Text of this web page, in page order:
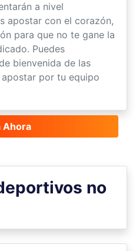
a nivel
apostar con el corazón,
para que no te gane la
Puedes
bienvenida de las
apostar por tu equipo
no